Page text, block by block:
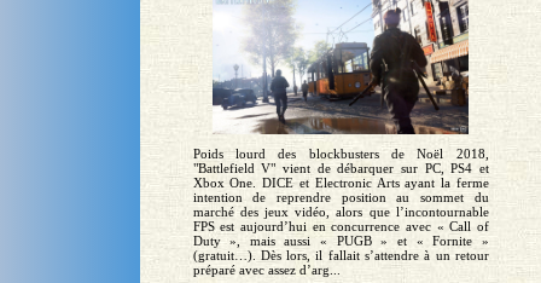
Poids lourd des blockbusters de Noël 2018,
"Battlefield V" vient de débarquer sur PC, PS4 et
Xbox One. DICE et Electronic Arts ayant la ferme
intention de reprendre position au sommet du
marché des jeux vidéo, alors que l’incontournable
FPS est aujourd’hui en concurrence avec « Call of
Duty », mais aussi « PUGB » et « Fornite »
(gratuit…). Dès lors, il fallait s’attendre à un retour
préparé avec assez d’arg...